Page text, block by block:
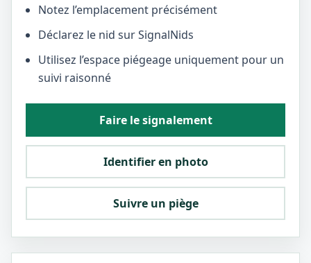
Notez l’emplacement précisément
Déclarez le nid sur SignalNids
Utilisez l’espace piégeage uniquement pour un
suivi raisonné
Faire le signalement
Identifier en photo
Suivre un piège